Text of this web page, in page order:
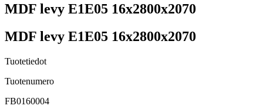
MDF levy E1E05 16x2800x2070
MDF levy E1E05 16x2800x2070
Tuotetiedot
Tuotenumero
FB0160004